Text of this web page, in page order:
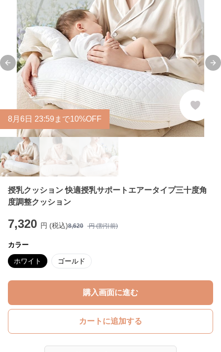
Previous slide
8 月 6 日 23:59まで10%OFF
授乳クッション 快適授乳サポートエアータイプ三十度角
度調整クッション
7,320 円 (税込)8,620 円 (割引前)
カラー
ホワイト ゴールド
購入画面に進む
カートに追加する